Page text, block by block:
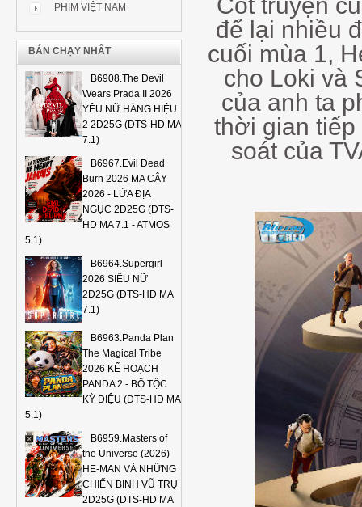
PHIM VIỆT NAM
BÁN CHẠY NHẤT
B6908.The Devil
Wears Prada II 2026
YÊU NỮ HÀNG HIỆU
2 2D25G (DTS-HD MA
7.1)
B6967.Evil Dead
Burn 2026 MA CÂY
2026 - LỬA ĐỊA
NGỤC 2D25G (DTS-
HD MA 7.1 - ATMOS
5.1)
B6964.Supergirl
2026 SIÊU NỮ
2D25G (DTS-HD MA
7.1)
B6963.Panda Plan
The Magical Tribe
2026 KẾ HOẠCH
PANDA 2 - BỘ TỘC
KỲ DIỆU (DTS-HD MA
5.1)
B6959.Masters of
the Universe (2026)
HE-MAN VÀ NHỮNG
CHIẾN BINH VŨ TRỤ
2D25G (DTS-HD MA
để lại nhiều
cuối mùa 1,
cho Loki và
của anh ta
thời gian
soát của